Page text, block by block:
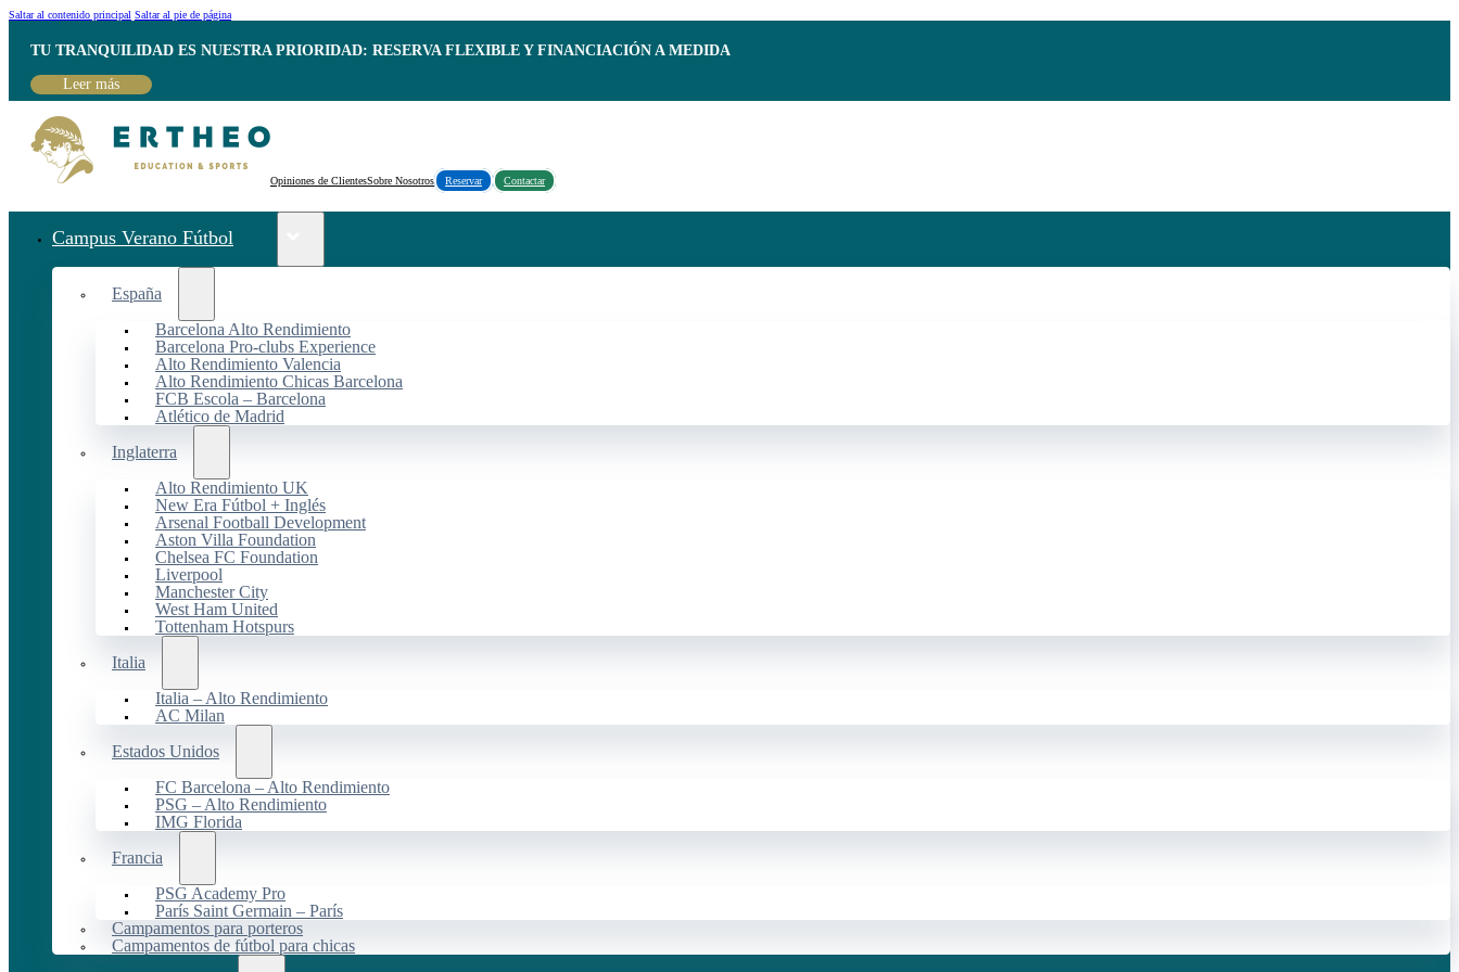
Saltar al contenido principal Saltar al pie de página
TU TRANQUILIDAD ES NUESTRA PRIORIDAD: RESERVA FLEXIBLE Y FINANCIACIÓN A MEDIDA
Leer más
Opiniones de ClientesSobre Nosotros Reservar Contactar
Campus Verano Fútbol
España
Barcelona Alto Rendimiento
Barcelona Pro-clubs Experience
Alto Rendimiento Valencia
Alto Rendimiento Chicas Barcelona
FCB Escola – Barcelona
Atlético de Madrid
Inglaterra
Alto Rendimiento UK
New Era Fútbol + Inglés
Arsenal Football Development
Aston Villa Foundation
Chelsea FC Foundation
Liverpool
Manchester City
West Ham United
Tottenham Hotspurs
Italia
Italia – Alto Rendimiento
AC Milan
Estados Unidos
FC Barcelona – Alto Rendimiento
PSG – Alto Rendimiento
IMG Florida
Francia
PSG Academy Pro
París Saint Germain – París
Campamentos para porteros
Campamentos de fútbol para chicas